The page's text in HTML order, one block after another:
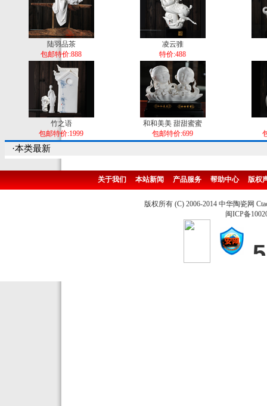
陆羽品茶
包邮特价:888
凌云骓
特价:488
竹之语
包邮特价:1999
和和美美 甜甜蜜蜜
包邮特价:699
·本类最新
关于我们 本站新闻 产品服务 帮助中心 版权
版权所有 (C) 2006-2014 中华陶瓷网
闽ICP备